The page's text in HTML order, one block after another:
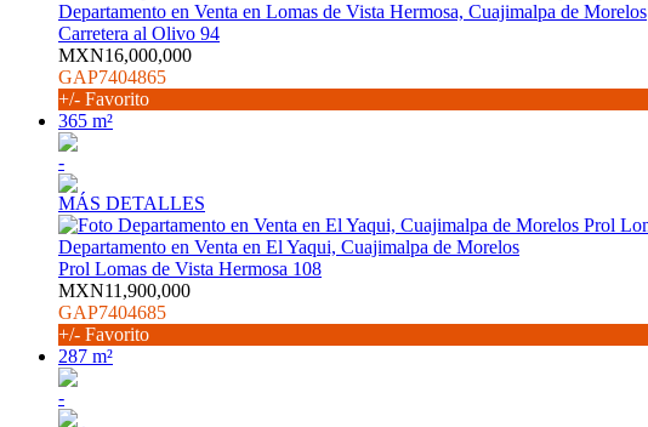
Departamento en Venta en Lomas de Vista Hermosa, Cuajimalpa de Morelos
Carretera al Olivo 94
MXN16,000,000
GAP7404865
+/- Favorito
365 m²
-
MÁS DETALLES
Departamento en Venta en El Yaqui, Cuajimalpa de Morelos
Prol Lomas de Vista Hermosa 108
MXN11,900,000
GAP7404685
+/- Favorito
287 m²
-